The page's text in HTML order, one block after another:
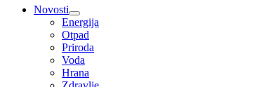
Novosti
Energija
Otpad
Priroda
Voda
Hrana